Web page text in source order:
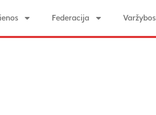
Federacija Varžybos